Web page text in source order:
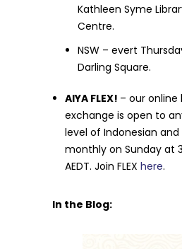
Kathleen Syme
Centre.
NSW – evert
Darling Square.
AIYA FLEX! – our online
exchange is open to
level of Indonesian and
monthly on Sunday at
AEDT. Join FLEXhere.
In the Blog: